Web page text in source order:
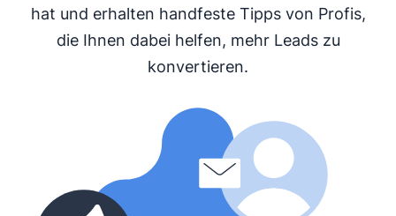
hat und erhalten handfeste Tipps von Profis,
die Ihnen dabei helfen, mehr Leads zu
konvertieren.